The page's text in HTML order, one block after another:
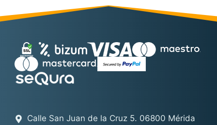
Calle San Juan de la Cruz 5. 06800 Mérida